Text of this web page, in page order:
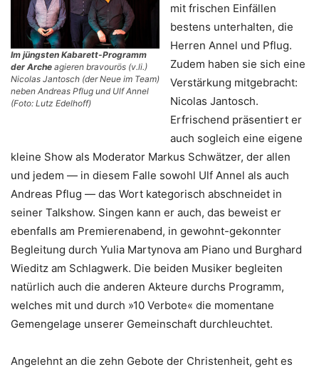
Im jüngsten Kabarett-Programm
der Arche agieren bravourös (v.li.)
Nicolas Jantosch (der Neue im Team)
neben Andreas Pflug und Ulf Annel
(Foto: Lutz Edelhoff)
mit frischen Einfällen
bestens unterhalten, die
Herren Annel und Pflug.
Zudem haben sie sich eine
Verstärkung mitgebracht:
Nicolas Jantosch.
Erfrischend präsentiert er
auch sogleich eine eigene
kleine Show als Moderator Markus Schwätzer, der allen
und jedem — in diesem Falle sowohl Ulf Annel als auch
Andreas Pflug — das Wort kategorisch abschneidet in
seiner Talkshow. Singen kann er auch, das beweist er
ebenfalls am Premierenabend, in gewohnt-gekonnter
Begleitung durch Yulia Martynova am Piano und Burghard
Wieditz am Schlagwerk. Die beiden Musiker begleiten
natürlich auch die anderen Akteure durchs Programm,
welches mit und durch »10 Verbote« die momentane
Gemengelage unserer Gemeinschaft durchleuchtet.
Angelehnt an die zehn Gebote der Christenheit, geht es